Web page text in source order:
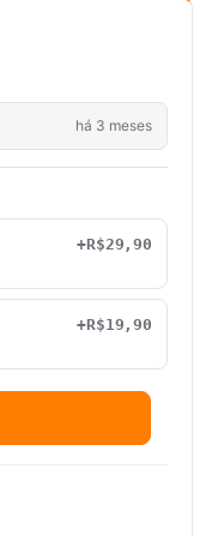
há 3 meses
+R$29,90
+R$19,90